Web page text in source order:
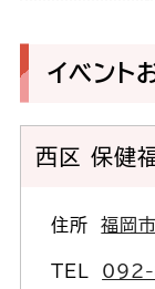
イベント
西区 保健
住所福岡
TEL